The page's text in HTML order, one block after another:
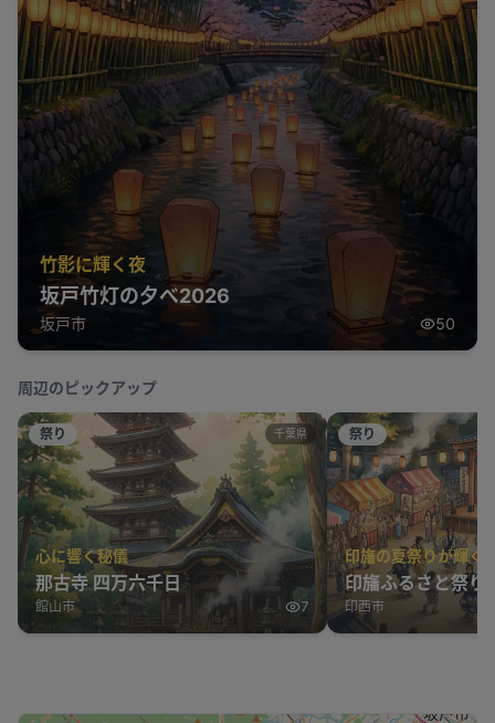
竹影に輝く夜
坂戸竹灯の夕べ2026
坂戸市 50
周辺のピックアップ
祭り 千葉県
心に響く秘儀
那古寺 四万六千日
館山市 7
祭り
印旛の夏祭りが輝く
印旛ふるさと祭
印西市